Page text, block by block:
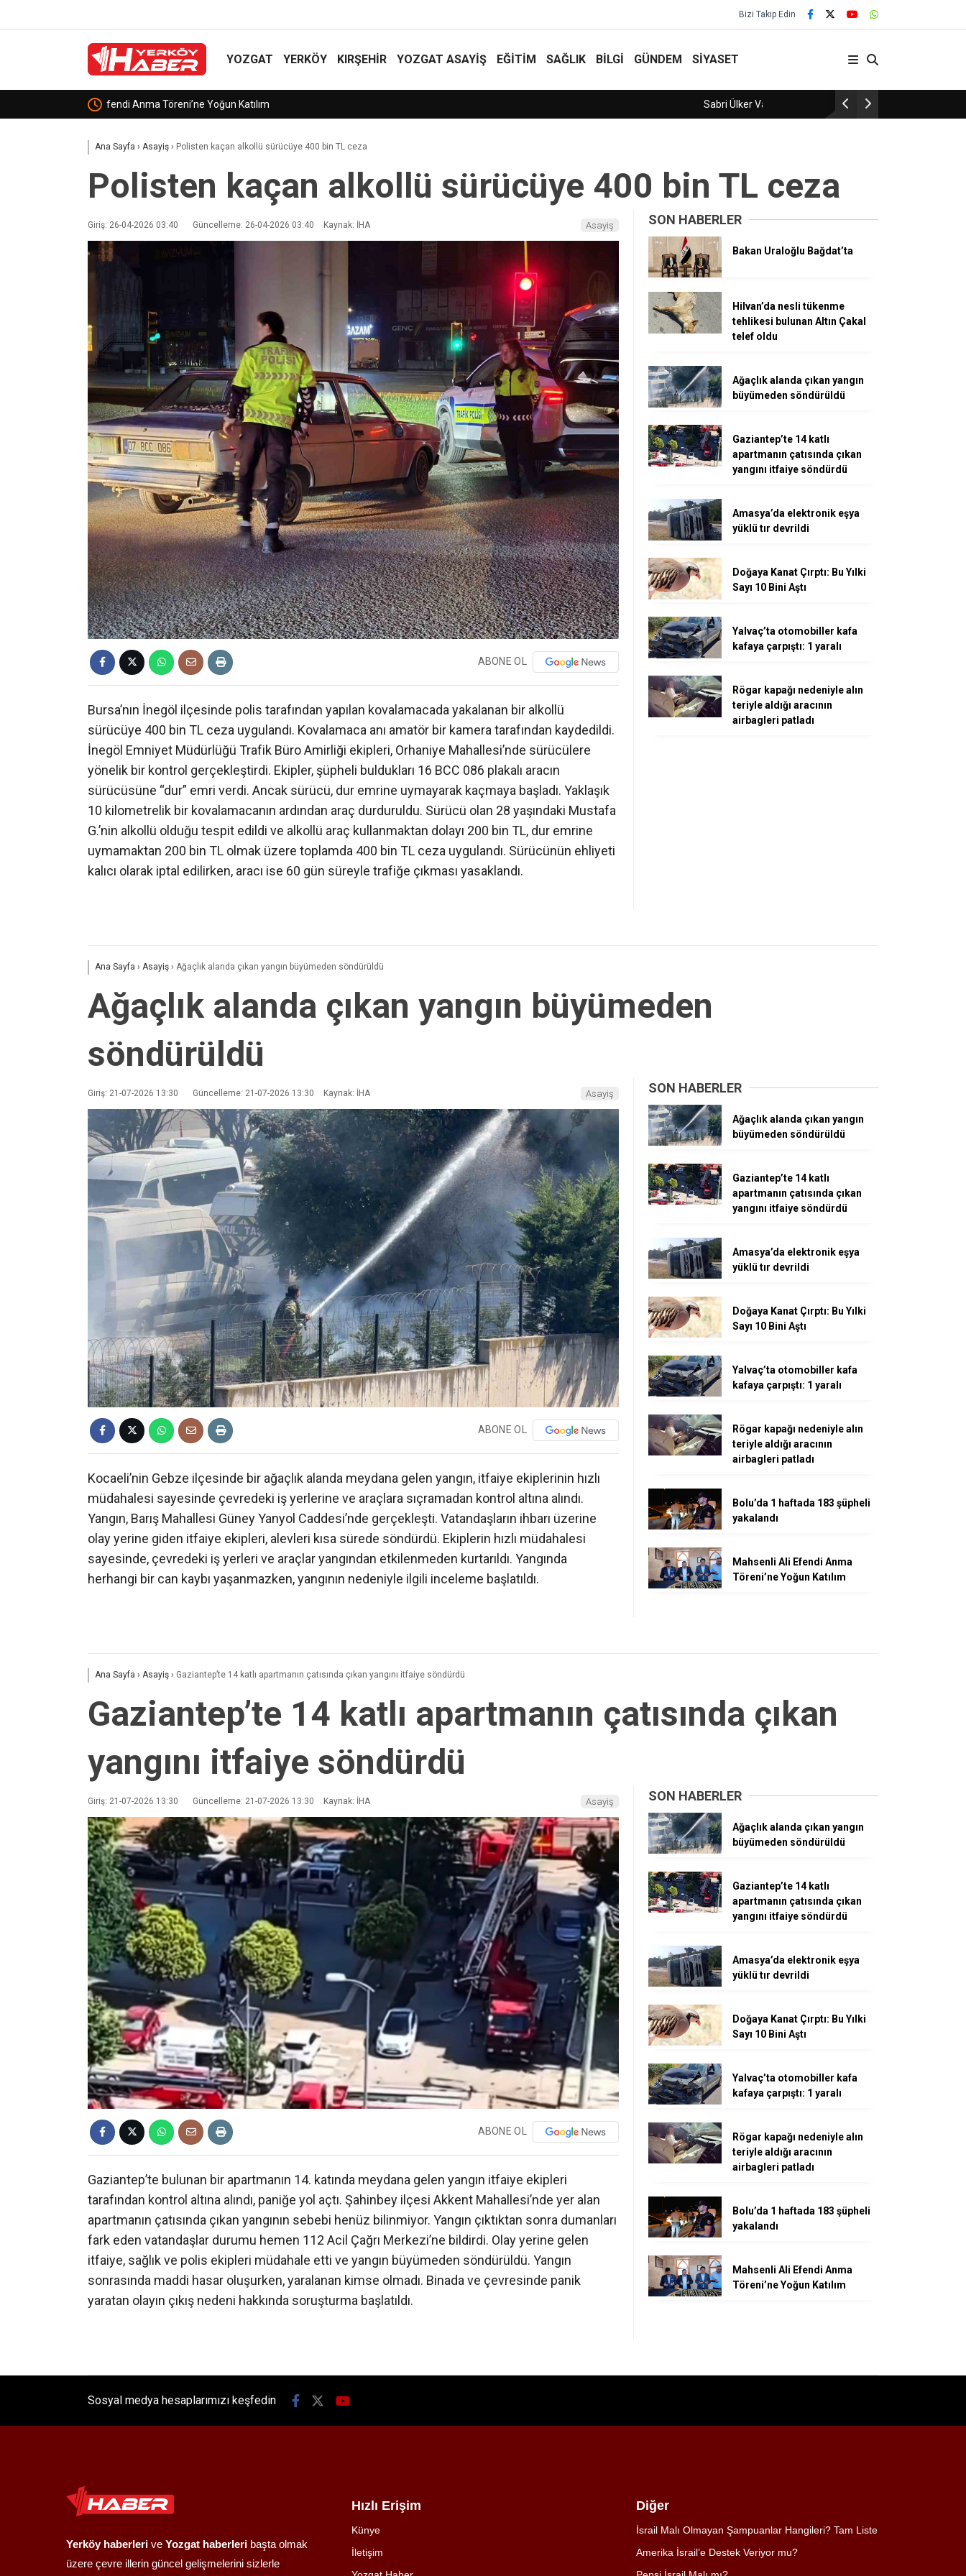
Bizi Takip Edin
YOZGAT YERKÖY KIRŞEHİR YOZGAT ASAYIŞ EĞİTİM SAĞLIK BİLGİ GÜNDEM SİYASET
Sabri Ülker Vakfı’ndan çocukların sağlıklı gelişimi için Global Bilim Platformu Aranan Şahıs Yakalandı!
Ana Sayfa › Asayiş › Polisten kaçan alkollü sürücüye 400 bin TL ceza
Polisten kaçan alkollü sürücüye 400 bin TL ceza
Giriş: 26-04-2026 03:40 Güncelleme: 26-04-2026 03:40 Kaynak: İHA Asayiş
ABONE OL
Bursa’nın İnegöl ilçesinde polis tarafından yapılan kovalamacada yakalanan bir alkollü
sürücüye 400 bin TL ceza uygulandı. Kovalamaca anı amatör bir kamera tarafından kaydedildi.
İnegöl Emniyet Müdürlüğü Trafik Büro Amirliği ekipleri, Orhaniye Mahallesi’nde sürücülere
yönelik bir kontrol gerçekleştirdi. Ekipler, şüpheli buldukları 16 BCC 086 plakalı aracın
sürücüsüne “dur” emri verdi. Ancak sürücü, dur emrine uymayarak kaçmaya başladı. Yaklaşık
10 kilometrelik bir kovalamacanın ardından araç durduruldu. Sürücü olan 28 yaşındaki Mustafa
G.’nin alkollü olduğu tespit edildi ve alkollü araç kullanmaktan dolayı 200 bin TL, dur emrine
uymamaktan 200 bin TL olmak üzere toplamda 400 bin TL ceza uygulandı. Sürücünün ehliyeti
kalıcı olarak iptal edilirken, aracı ise 60 gün süreyle trafiğe çıkması yasaklandı.
SON HABERLER
Bakan Uraloğlu Bağdat’ta
Hilvan’da nesli tükenme
tehlikesi bulunan Altın Çakal
telef oldu
Ağaçlık alanda çıkan yangın
büyümeden söndürüldü
Gaziantep’te 14 katlı
apartmanın çatısında çıkan
yangını itfaiye söndürdü
Amasya’da elektronik eşya
yüklü tır devrildi
Doğaya Kanat Çırptı: Bu Yılki
Sayı 10 Bini Aştı
Yalvaç’ta otomobiller kafa
kafaya çarpıştı: 1 yaralı
Rögar kapağı nedeniyle alın
teriyle aldığı aracının
airbagleri patladı
Ana Sayfa › Asayiş › Ağaçlık alanda çıkan yangın büyümeden söndürüldü
Ağaçlık alanda çıkan yangın büyümeden
söndürüldü
Giriş: 21-07-2026 13:30 Güncelleme: 21-07-2026 13:30 Kaynak: İHA Asayiş
ABONE OL
Kocaeli’nin Gebze ilçesinde bir ağaçlık alanda meydana gelen yangın, itfaiye ekiplerinin hızlı
müdahalesi sayesinde çevredeki iş yerlerine ve araçlara sıçramadan kontrol altına alındı.
Yangın, Barış Mahallesi Güney Yanyol Caddesi’nde gerçekleşti. Vatandaşların ihbarı üzerine
olay yerine giden itfaiye ekipleri, alevleri kısa sürede söndürdü. Ekiplerin hızlı müdahalesi
sayesinde, çevredeki iş yerleri ve araçlar yangından etkilenmeden kurtarıldı. Yangında
herhangi bir can kaybı yaşanmazken, yangının nedeniyle ilgili inceleme başlatıldı.
SON HABERLER
Ağaçlık alanda çıkan yangın
büyümeden söndürüldü
Gaziantep’te 14 katlı
apartmanın çatısında çıkan
yangını itfaiye söndürdü
Amasya’da elektronik eşya
yüklü tır devrildi
Doğaya Kanat Çırptı: Bu Yılki
Sayı 10 Bini Aştı
Yalvaç’ta otomobiller kafa
kafaya çarpıştı: 1 yaralı
Rögar kapağı nedeniyle alın
teriyle aldığı aracının
airbagleri patladı
Bolu’da 1 haftada 183 şüpheli
yakalandı
Mahsenli Ali Efendi Anma
Töreni’ne Yoğun Katılım
Ana Sayfa › Asayiş › Gaziantep’te 14 katlı apartmanın çatısında çıkan yangını itfaiye söndürdü
Gaziantep’te 14 katlı apartmanın çatısında çıkan
yangını itfaiye söndürdü
Giriş: 21-07-2026 13:30 Güncelleme: 21-07-2026 13:30 Kaynak: İHA Asayiş
ABONE OL
Gaziantep’te bulunan bir apartmanın 14. katında meydana gelen yangın itfaiye ekipleri
tarafından kontrol altına alındı, paniğe yol açtı. Şahinbey ilçesi Akkent Mahallesi’nde yer alan
apartmanın çatısında çıkan yangının sebebi henüz bilinmiyor. Yangın çıktıktan sonra dumanları
fark eden vatandaşlar durumu hemen 112 Acil Çağrı Merkezi’ne bildirdi. Olay yerine gelen
itfaiye, sağlık ve polis ekipleri müdahale etti ve yangın büyümeden söndürüldü. Yangın
sonrasında maddi hasar oluşurken, yaralanan kimse olmadı. Binada ve çevresinde panik
yaratan olayın çıkış nedeni hakkında soruşturma başlatıldı.
SON HABERLER
Ağaçlık alanda çıkan yangın
büyümeden söndürüldü
Gaziantep’te 14 katlı
apartmanın çatısında çıkan
yangını itfaiye söndürdü
Amasya’da elektronik eşya
yüklü tır devrildi
Doğaya Kanat Çırptı: Bu Yılki
Sayı 10 Bini Aştı
Yalvaç’ta otomobiller kafa
kafaya çarpıştı: 1 yaralı
Rögar kapağı nedeniyle alın
teriyle aldığı aracının
airbagleri patladı
Bolu’da 1 haftada 183 şüpheli
yakalandı
Mahsenli Ali Efendi Anma
Töreni’ne Yoğun Katılım
Sosyal medya hesaplarımızı keşfedin
Yerköy haberleri ve Yozgat haberleri başta olmak
üzere çevre illerin güncel gelişmelerini sizlerle
Hızlı Erişim
Künye
İletişim
Diğer
İsrail Malı Olmayan Şampuanlar Hangileri? Tam Liste
Amerika İsrail’e Destek Veriyor mu?